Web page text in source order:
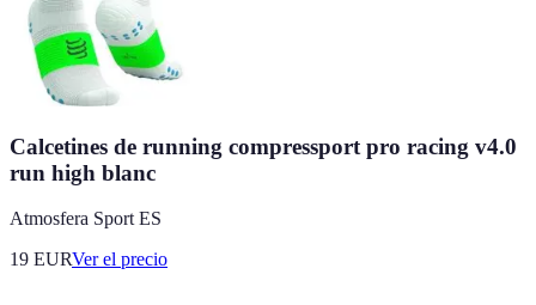
Calcetines de running compressport pro racing v4.0
run high blanc
Atmosfera Sport ES
19 EURVer el precio